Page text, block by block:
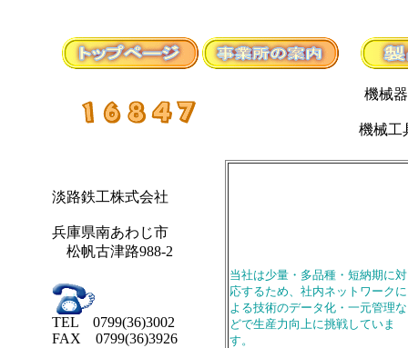
機械器具
機械工
淡路鉄工株式会社
兵庫県南あわじ市
松帆古津路988-2
TEL 0799(36)3002
FAX 0799(36)3926
当社は少量・多品種・短納期に対
応するため、社内ネットワークに
よる技術のデータ化・一元管理な
どで生産力向上に挑戦していま
す。